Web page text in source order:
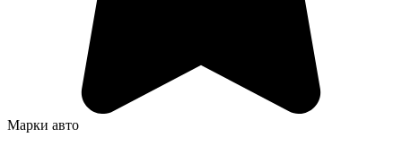
Марки авто